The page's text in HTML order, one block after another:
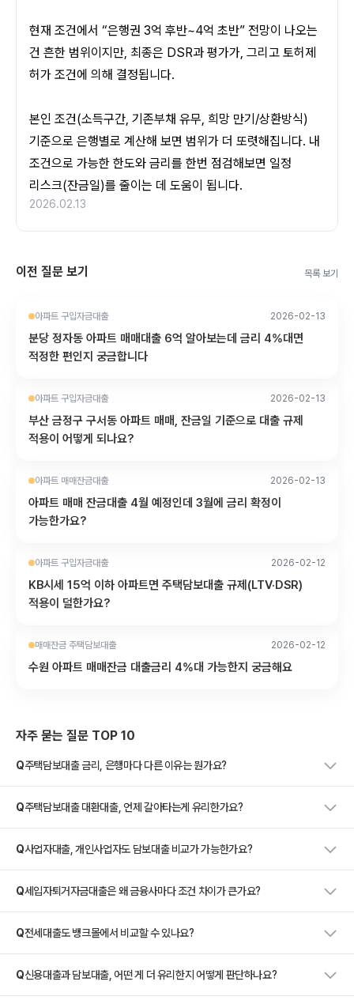
현재 조건에서 “은행권 3억 후반~4억 초반” 전망이 나오는
건 흔한 범위이지만, 최종은 DSR과 평가가, 그리고 토허제
허가 조건에 의해 결정됩니다.
본인 조건(소득구간, 기존부채 유무, 희망 만기/상환방식)
기준으로 은행별로 계산해 보면 범위가 더 또렷해집니다. 내
조건으로 가능한 한도와 금리를 한번 점검해보면 일정
리스크(잔금일)를 줄이는 데 도움이 됩니다.
2026.02.13
이전 질문 보기 목록 보기
아파트 구입자금대출 2026-02-13
분당 정자동 아파트 매매대출 6억 알아보는데 금리 4%대면
적정한 편인지 궁금합니다
아파트 구입자금대출 2026-02-13
부산 금정구 구서동 아파트 매매, 잔금일 기준으로 대출 규제
적용이 어떻게 되나요?
아파트 매매잔금대출 2026-02-13
아파트 매매 잔금대출 4월 예정인데 3월에 금리 확정이
가능한가요?
아파트 구입자금대출 2026-02-12
KB시세 15억 이하 아파트면 주택담보대출 규제(LTV·DSR)
적용이 덜한가요?
매매잔금 주택담보대출 2026-02-12
수원 아파트 매매잔금 대출금리 4%대 가능한지 궁금해요
자주 묻는 질문 TOP 10
Q주택담보대출 금리, 은행마다 다른 이유는 뭔가요?
Q주택담보대출 대환대출, 언제 갈아타는게 유리한가요?
Q사업자대출, 개인사업자도 담보대출 비교가 가능한가요?
Q세입자퇴거자금대출은 왜 금융사마다 조건 차이가 큰가요?
Q전세대출도 뱅크몰에서 비교할 수 있나요?
Q신용대출과 담보대출, 어떤 게 더 유리한지 어떻게 판단하나요?